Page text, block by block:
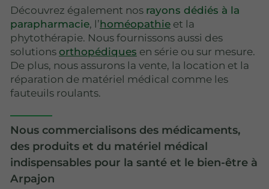
Découvrez également nos rayons dédiés à la
parapharmacie, l’homéopathie et la
phytothérapie. Nous fournissons aussi des
solutions orthopédiques en série ou sur mesure.
De plus, nous assurons la vente, la location et la
réparation de matériel médical comme les
fauteuils roulants.
Nous commercialisons des médicaments,
des produits et du matériel médical
indispensables pour la santé et le bien-être à
Arpajon